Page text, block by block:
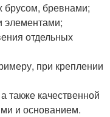
брусом, бревнами;
элементами;
отдельных
при креплении
также качественной
и основанием.